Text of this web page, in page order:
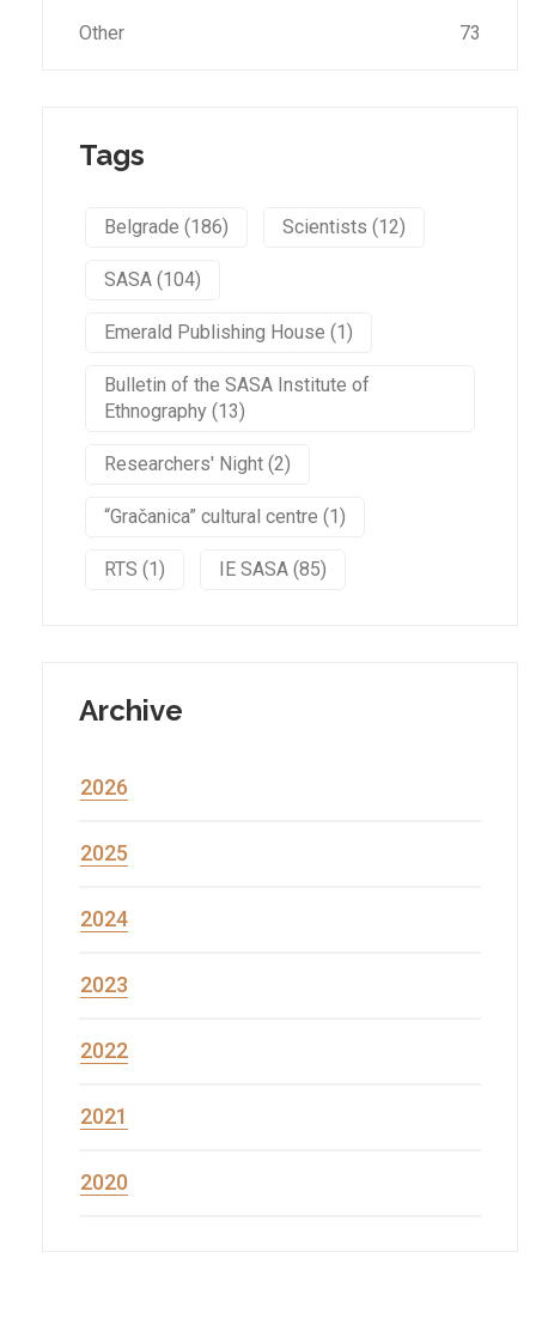
Other
73
Tags
Belgrade (186) Scientists (12)
SASA (104)
Emerald Publishing House (1)
Bulletin of the SASA Institute of
Ethnography (13)
Researchers' Night (2)
“Gračanica” cultural centre (1)
RTS (1) IE SASA (85)
Archive
2026
2025
2024
2023
2022
2021
2020